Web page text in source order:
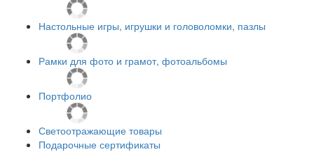
Настольные игры, игрушки и головоломки, пазлы
Рамки для фото и грамот, фотоальбомы
Портфолио
Светоотражающие товары
Подарочные сертификаты